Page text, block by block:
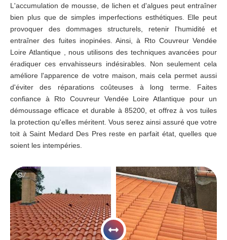
L'accumulation de mousse, de lichen et d'algues peut entraîner
bien plus que de simples imperfections esthétiques. Elle peut
provoquer des dommages structurels, retenir l'humidité et
entraîner des fuites inopinées. Ainsi, à Rto Couvreur Vendée
Loire Atlantique , nous utilisons des techniques avancées pour
éradiquer ces envahisseurs indésirables. Non seulement cela
améliore l'apparence de votre maison, mais cela permet aussi
d'éviter des réparations coûteuses à long terme. Faites
confiance à Rto Couvreur Vendée Loire Atlantique pour un
démoussage efficace et durable à 85200, et offrez à vos tuiles
la protection qu'elles méritent. Vous serez ainsi assuré que votre
toit à Saint Medard Des Pres reste en parfait état, quelles que
soient les intempéries.